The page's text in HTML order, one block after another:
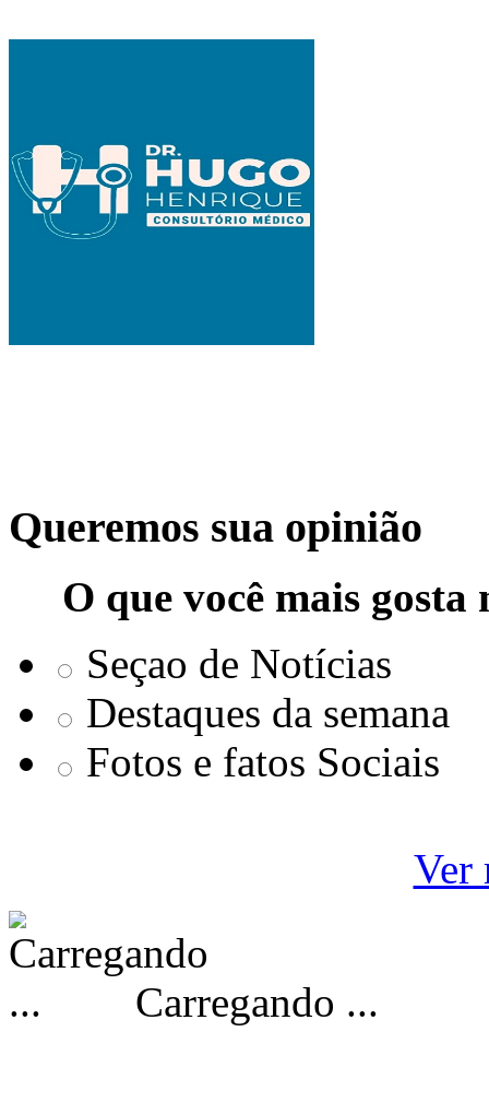
Queremos sua opinião
O que você mais
Seçao de Notícias
Destaques da semana
Fotos e fatos Sociais
Ver
Carregando ...